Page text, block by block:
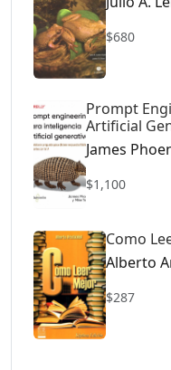
$680
Prompt
Artificial
James
$1,100
Como
Alberto
$287